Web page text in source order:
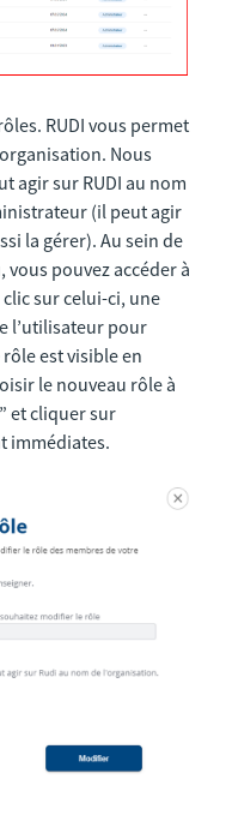
RUDI vous permet
Nous
agir sur RUDI au nom
(il peut agir
la gérer). Au sein de
pouvez accéder à
sur celui-ci, une
l’utilisateur pour
est visible en
le nouveau rôle à
et cliquer sur
immédiates.